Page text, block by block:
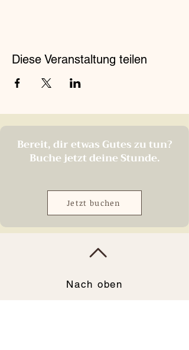
Diese Veranstaltung teilen
Bereit, dir etwas Gutes zu tun?
Buche jetzt deine Stunde.
Jetzt buchen
Nach oben